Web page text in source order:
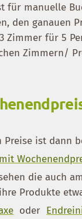
für manuelle
den ganauen
Zimmer für 5
Zimmern/
ist dann
die auch
Produkte
oder